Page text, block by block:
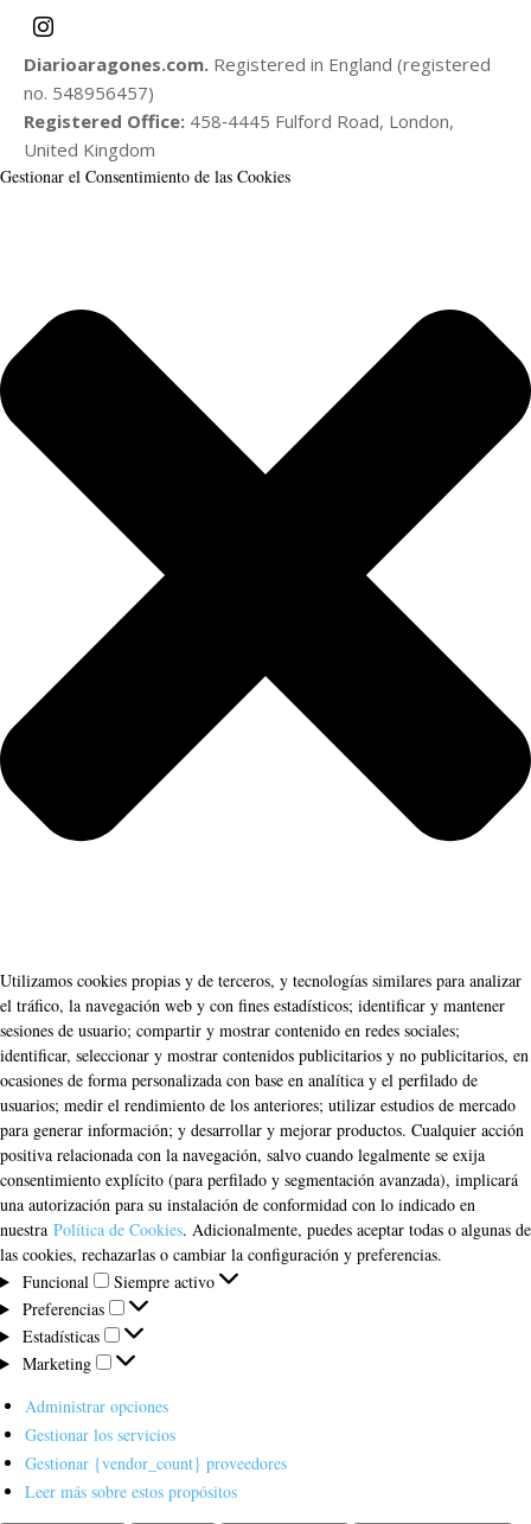
Diarioaragones.com. Registered in England (registered
no. 548956457)
Registered Office: 458‑4445 Fulford Road, London,
United Kingdom
Gestionar el Consentimiento de las Cookies
Utilizamos cookies propias y de terceros, y tecnologías similares para analizar
el tráfico, la navegación web y con fines estadísticos; identificar y mantener
sesiones de usuario; compartir y mostrar contenido en redes sociales;
identificar, seleccionar y mostrar contenidos publicitarios y no publicitarios, en
ocasiones de forma personalizada con base en analítica y el perfilado de
usuarios; medir el rendimiento de los anteriores; utilizar estudios de mercado
para generar información; y desarrollar y mejorar productos. Cualquier acción
positiva relacionada con la navegación, salvo cuando legalmente se exija
consentimiento explícito (para perfilado y segmentación avanzada), implicará
una autorización para su instalación de conformidad con lo indicado en
nuestra Política de Cookies. Adicionalmente, puedes aceptar todas o algunas de
las cookies, rechazarlas o cambiar la configuración y preferencias.
Funcional
Funcional
Siempre activo
Preferencias
Preferencias
Estadísticas
Estadísticas
Marketing
Marketing
Administrar opciones
Gestionar los servicios
Gestionar {vendor_count} proveedores
Leer más sobre estos propósitos